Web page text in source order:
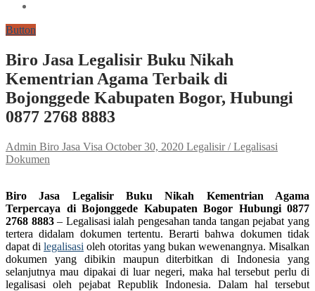
Button
Biro Jasa Legalisir Buku Nikah
Kementrian Agama Terbaik di
Bojonggede Kabupaten Bogor, Hubungi
0877 2768 8883
Admin Biro Jasa Visa October 30, 2020 Legalisir / Legalisasi
Dokumen
Biro Jasa Legalisir Buku Nikah Kementrian Agama
Terpercaya di Bojonggede Kabupaten Bogor Hubungi 0877
2768 8883– Legalisasi ialah pengesahan tanda tangan pejabat yang
tertera didalam dokumen tertentu. Berarti bahwa dokumen tidak
dapat di legalisasi oleh otoritas yang bukan wewenangnya. Misalkan
dokumen yang dibikin maupun diterbitkan di Indonesia yang
selanjutnya mau dipakai di luar negeri, maka hal tersebut perlu di
legalisasi oleh pejabat Republik Indonesia. Dalam hal tersebut